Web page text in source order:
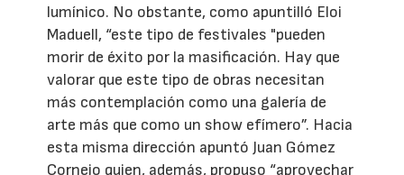
lumínico. No obstante, como apuntilló Eloi
Maduell, “este tipo de festivales "pueden
morir de éxito por la masificación. Hay que
valorar que este tipo de obras necesitan
más contemplación como una galería de
arte más que como un show efímero”. Hacia
esta misma dirección apuntó Juan Gómez
Cornejo quien, además, propuso “aprovechar